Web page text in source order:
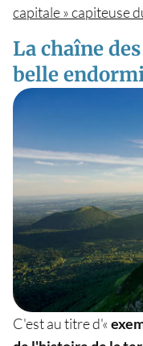
capitale » capiteuse
La chaîne
belle
C'est au titre d'«